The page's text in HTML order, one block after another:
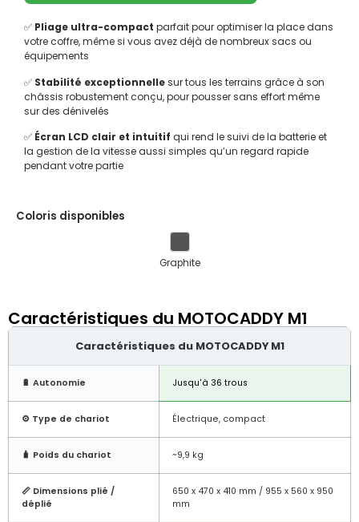
✅ Pliage ultra-compact parfait pour optimiser la place dans
votre coffre, même si vous avez déjà de nombreux sacs ou
équipements
✅ Stabilité exceptionnellesur tous les terrains grâce à son
châssis robustement conçu, pour pousser sans effort même
sur des dénivelés
✅ Écran LCD clair et intuitif qui rend le suivi de la batterie et
la gestion de la vitesse aussi simples qu’un regard rapide
pendant votre partie
Coloris disponibles
Graphite
Caractéristiques du MOTOCADDY M1
Caractéristiques du MOTOCADDY M1
🔋 Autonomie Jusqu'à 36 trous
⚙️ Type de chariot Électrique, compact
🧳 Poids du chariot ~9,9 kg
📏 Dimensions plié /
déplié
650 x 470 x 410 mm / 955 x 560 x 950
mm